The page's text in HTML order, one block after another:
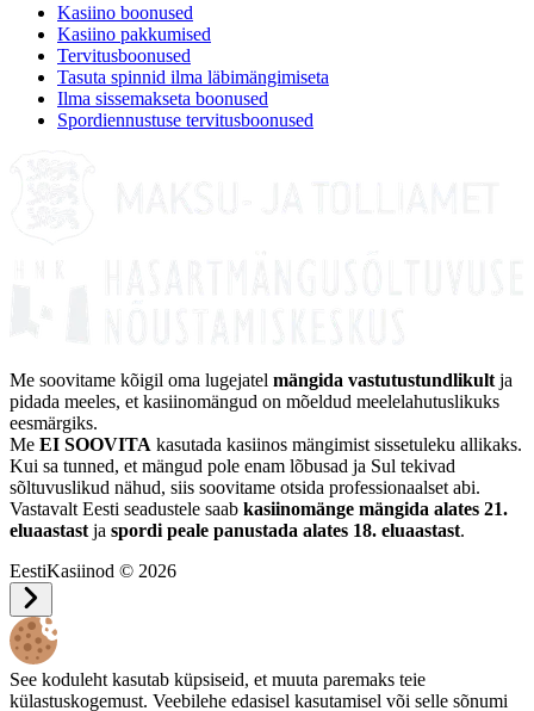
Kasiino boonused
Kasiino pakkumised
Tervitusboonused
Tasuta spinnid ilma läbimängimiseta
Ilma sissemakseta boonused
Spordiennustuse tervitusboonused
Me soovitame kõigil oma lugejatel mängida vastutustundlikult ja
pidada meeles, et kasiinomängud on mõeldud meelelahutuslikuks
eesmärgiks.
Me EI SOOVITA kasutada kasiinos mängimist sissetuleku allikaks.
Kui sa tunned, et mängud pole enam lõbusad ja Sul tekivad
sõltuvuslikud nähud, siis soovitame otsida professionaalset abi.
Vastavalt Eesti seadustele saab kasiinomänge mängida alates 21.
eluaastast ja spordi peale panustada alates 18. eluaastast.
EestiKasiinod © 2026
See koduleht kasutab küpsiseid, et muuta paremaks teie
külastuskogemust. Veebilehe edasisel kasutamisel või selle sõnumi